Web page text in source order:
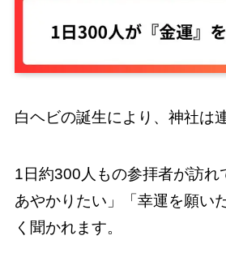
白ヘビの誕生により、神社は
1日約300人もの参拝者が訪れ
あやかりたい」「幸運を願い
く聞かれます。